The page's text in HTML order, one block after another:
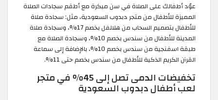
عوّد أطفالك على الصلاة في سن مبكرة مع أطقم سجادات الصلاة
المميزة للأطفال من متجر دبدوب السعودية، مثل: سجادة صلاة
للأطفال بتصميم السحاب من هلالفل بخصم 17%، وسجادة صلاة
المدينة للأطفال من سندس بخصم 10%، وسجادة الصلاة مع
طبقة اسفنجية من سندس بخصم 10%، بالإضافة إلى سماعة
القرآن الكريم الذكية للأطفال من سندس بخصم حتى 11%.
تخفيضات الدمى تصل إلى 45% في متجر
لعب أطفال دبدوب السعودية